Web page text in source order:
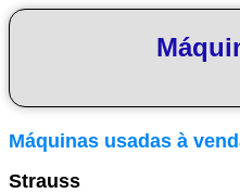
Máquinas usadas à
Strauss